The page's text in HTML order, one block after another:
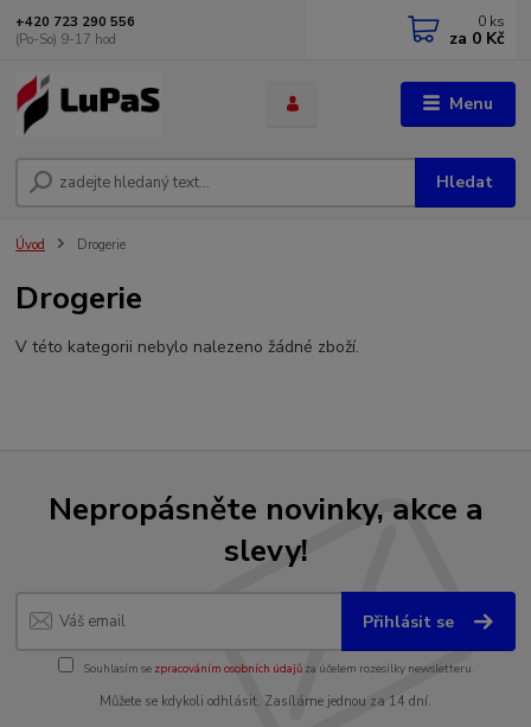
Menu
Hledat
+420 723 290 556
(Po-So) 9-17 hod
0 ks
za 0 Kč
Úvod Drogerie
Drogerie
V této kategorii nebylo nalezeno žádné zboží.
Nepropásněte novinky, akce a
slevy!
Přihlásit se
Souhlasím se zpracováním osobních údajůza účelem rozesílky newsletteru.
Můžete se kdykoli odhlásit. Zasíláme jednou za 14 dní.